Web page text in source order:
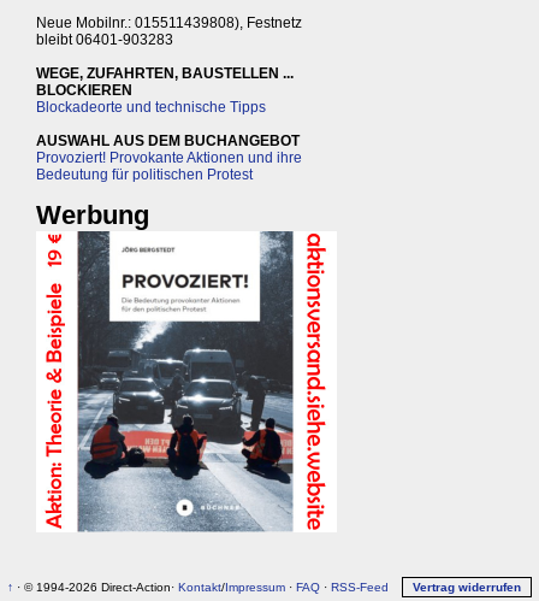
Neue Mobilnr.: 015511439808), Festnetz
bleibt 06401-903283
WEGE, ZUFAHRTEN, BAUSTELLEN ...
BLOCKIEREN
Blockadeorte und technische Tipps
AUSWAHL AUS DEM BUCHANGEBOT
Provoziert! Provokante Aktionen und ihre
Bedeutung für politischen Protest
Werbung
↑ · © 1994-2026 Direct-Action· Kontakt/Impressum · FAQ · RSS-Feed Vertrag widerrufen